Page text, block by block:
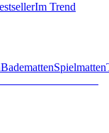
Im Trend
BademattenSpielmatten